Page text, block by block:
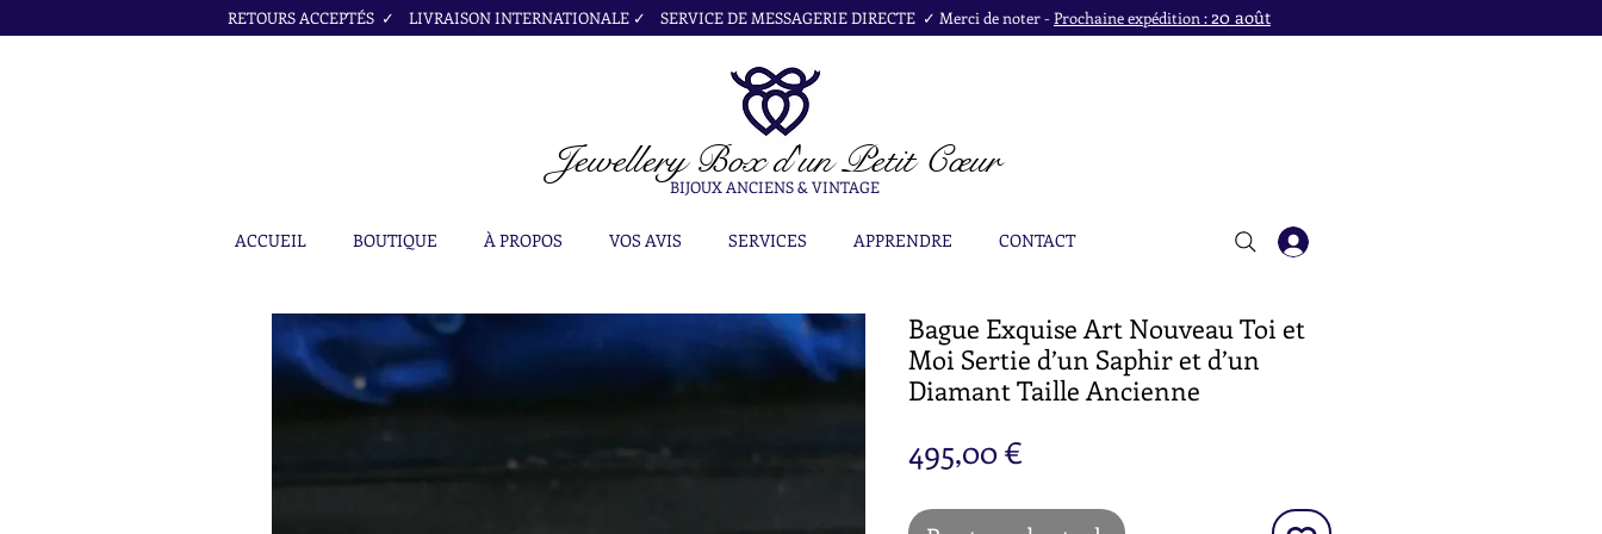
RETOURS ACCEPTÉS ✓ LIVRAISON INTERNATIONALE ✓ SERVICE DE MESSAGERIE DIRECTE ✓ Merci de noter -Prochaine expédition :20 août
Jewellery Boxd'un Petit Cœur
BIJOUX ANCIENS & VINTAGE
ACCUEIL BOUTIQUE À PROPOS VOS AVIS SERVICES APPRENDRE CONTACT
Bague Exquise Art Nouveau Toi et
Moi Sertie d’un Saphir et d’un
Diamant Taille Ancienne
495,00 €